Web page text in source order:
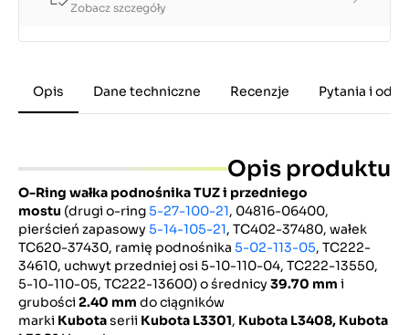
Zobacz szczegóły
Opis Dane techniczne Recenzje Pytania i
Opis produktu
O-Ring wałka podnośnika TUZ i przedniego
mostu (drugi o-ring5-27-100-21, 04816-06400,
pierścień zapasowy 5-14-105-21, TC402-37480, wałek
TC620-37430, ramię podnośnika 5-02-113-05, TC222-
34610, uchwyt przedniej osi 5-10-110-04, TC222-13550,
5-10-110-05, TC222-13600) o średnicy 39.70 mm i
grubości 2.40 mm do ciągników
marki Kubotaserii Kubota L3301, Kubota L3408, Kubota